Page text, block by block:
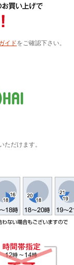
イドをご確認下さい。
ただけます。